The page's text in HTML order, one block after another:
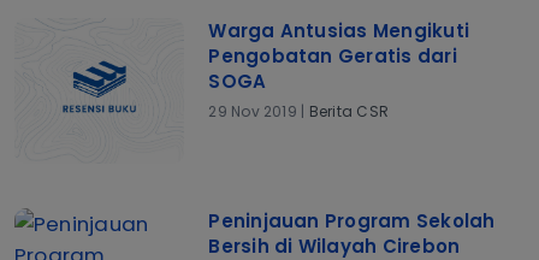
Warga Antusias Mengikuti
Pengobatan Geratis dari
SOGA
29 Nov 2019 | Berita CSR
Peninjauan Program Sekolah
Bersih di Wilayah Cirebon